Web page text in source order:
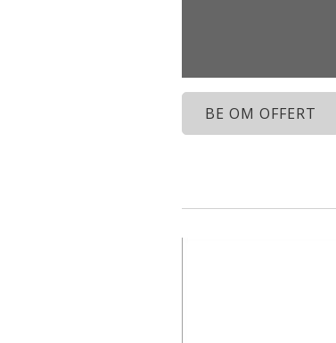
BE OM OFFERT